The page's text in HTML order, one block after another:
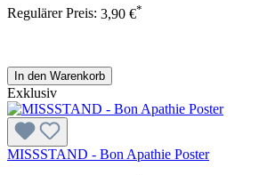
Regulärer Preis: 3,90 €*
In den Warenkorb
Exklusiv
MISSSTAND - Bon Apathie Poster